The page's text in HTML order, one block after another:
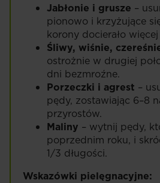
Jabłonie i grusze –
pionowo i krzyżujące
korony docierało więcej
Śliwy, wiśnie,
ostrożnie w drugiej
dni bezmroźne.
Porzeczki i agrest –
pędy, zostawiając 6–8
przyrostów.
Maliny – wytnij pędy,
poprzednim roku, i
1/3 długości.
Wskazówki pielęgnacyjne: